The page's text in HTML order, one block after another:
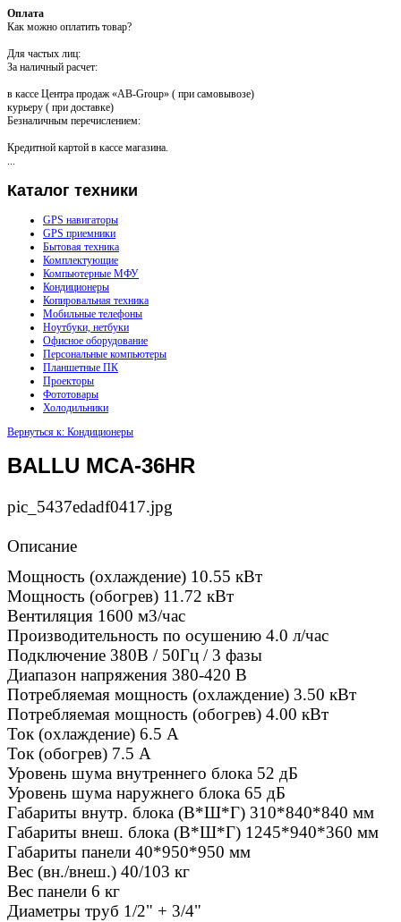
Оплата
Как можно оплатить товар?
Для частых лиц:
За наличный расчет:
в кассе Центра продаж «AB-Group» ( при самовывозе)
курьеру ( при доставке)
Безналичным перечислением:
Кредитной картой в кассе магазина.
...
Каталог техники
GPS навигаторы
GPS приемники
Бытовая техника
Комплектующие
Компьютерные МФУ
Кондиционеры
Копировальная техника
Мобильные телефоны
Ноутбуки, нетбуки
Офисное оборудование
Персональные компьютеры
Планшетные ПК
Проекторы
Фототовары
Холодильники
Вернуться к: Кондиционеры
BALLU MCA-36HR
pic_5437edadf0417.jpg
Описание
Мощность (охлаждение) 10.55 кВт
Мощность (обогрев) 11.72 кВт
Вентиляция 1600 м3/час
Производительность по осушению 4.0 л/час
Подключение 380В / 50Гц / 3 фазы
Диапазон напряжения 380-420 В
Потребляемая мощность (охлаждение) 3.50 кВт
Потребляемая мощность (обогрев) 4.00 кВт
Ток (охлаждение) 6.5 А
Ток (обогрев) 7.5 А
Уровень шума внутреннего блока 52 дБ
Уровень шума наружнего блока 65 дБ
Габариты внутр. блока (В*Ш*Г) 310*840*840 мм
Габариты внеш. блока (В*Ш*Г) 1245*940*360 мм
Габариты панели 40*950*950 мм
Вес (вн./внеш.) 40/103 кг
Вес панели 6 кг
Диаметры труб 1/2" + 3/4"